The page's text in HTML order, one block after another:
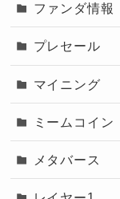
ファンダ情報
プレセール
マイニング
ミームコイン
メタバース